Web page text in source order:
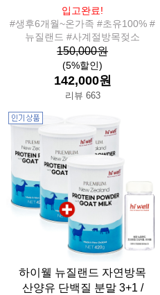
입고완료!
#생후6개월~온가족 #초유100% #
뉴질랜드 #사계절방목젖소
150,000원
(5%할인)
142,000원
리뷰 663
하이웰 뉴질랜드 자연방목
산양유 단백질 분말 3+1 /